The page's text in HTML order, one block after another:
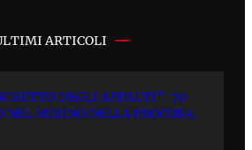
ARTICOLI
DEGLI APPALTI”: 70
MIRINO DELLA PROCURA.